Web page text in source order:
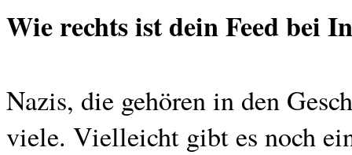
Wie rechts ist dein Feed bei
Nazis, die gehören in den
viele. Vielleicht gibt es noch